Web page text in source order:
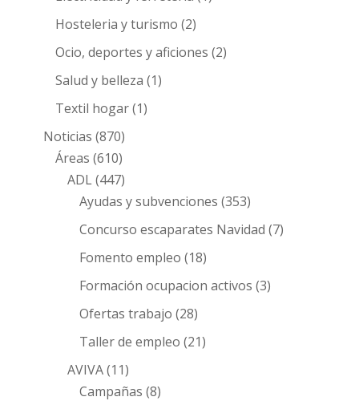
Hosteleria y turismo (2)
Ocio, deportes y aficiones (2)
Salud y belleza (1)
Textil hogar(1)
Noticias (870)
Áreas (610)
ADL(447)
Ayudas y subvenciones (353)
Concurso escaparates Navidad (7)
Fomento empleo (18)
Formación ocupacion activos (3)
Ofertas trabajo (28)
Taller de empleo (21)
AVIVA(11)
Campañas (8)